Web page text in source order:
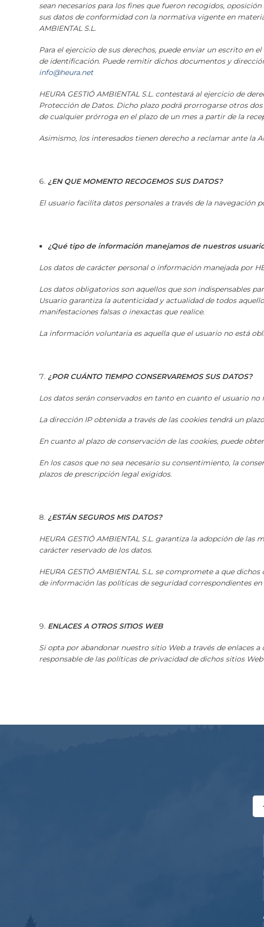
sean necesarios para los fines que fueron recogidos,
sus datos de conformidad con la normativa vigente en
AMBIENTAL S.L.
Para el ejercicio de sus derechos, puede enviar un escrito en
de identificación. Puede remitir dichos documentos y
info@heura.net
HEURA GESTIÓ AMBIENTAL S.L. contestará al ejercicio de
Protección de Datos. Dicho plazo podrá prorrogarse otros
de cualquier prórroga en el plazo de un mes a partir de la
Asimismo, los interesados tienen derecho a reclamar ante la
¿EN QUE MOMENTO RECOGEMOS SUS DATOS?
El usuario facilita datos personales a través de la
¿Qué tipo de información manejamos de nuestros
Los datos de carácter personal o información manejada por
Los datos obligatorios son aquellos que son indispensables
Usuario garantiza la autenticidad y actualidad de todos
manifestaciones falsas o inexactas que realice.
La información voluntaria es aquella que el usuario no está
¿POR CUÁNTO TIEMPO CONSERVAREMOS SUS DATOS?
Los datos serán conservados en tanto en cuanto el usuario
La dirección IP obtenida a través de las cookies tendrá un
En cuanto al plazo de conservación de las cookies, puede
En los casos que no sea necesario su consentimiento, la
plazos de prescripción legal exigidos.
¿ESTÁN SEGUROS MIS DATOS?
HEURA GESTIÓ AMBIENTAL S.L. garantiza la adopción de
carácter reservado de los datos.
HEURA GESTIÓ AMBIENTAL S.L. se compromete a que
de información las políticas de seguridad correspondientes
ENLACES A OTROS SITIOS WEB
Si opta por abandonar nuestro sitio Web a través de enlaces a
responsable de las políticas de privacidad de dichos sitios